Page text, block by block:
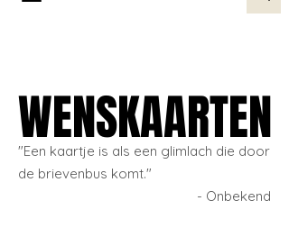
WENSKAARTEN
WENSKAARTEN
"Een kaartje is als een glimlach die door
de brievenbus komt."
- Onbekend